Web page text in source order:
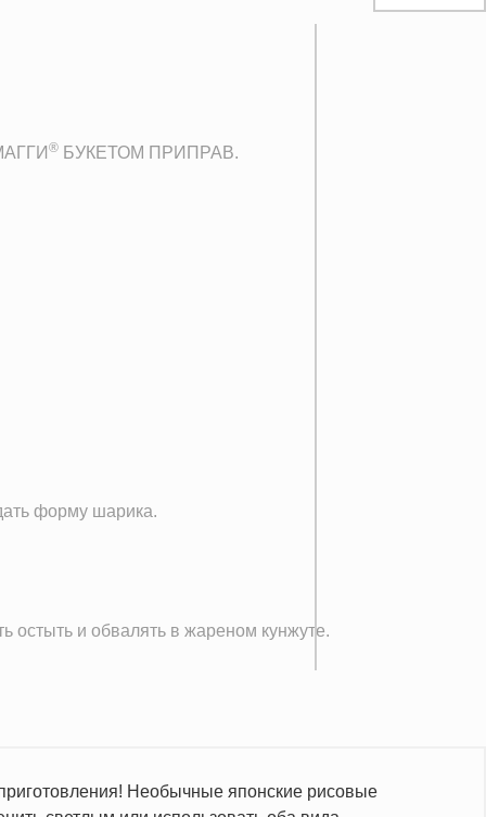
® БУКЕТОМ ПРИПРАВ.
форму шарика.
остыть и обвалять в жареном кунжуте.
Необычные японские рисовые